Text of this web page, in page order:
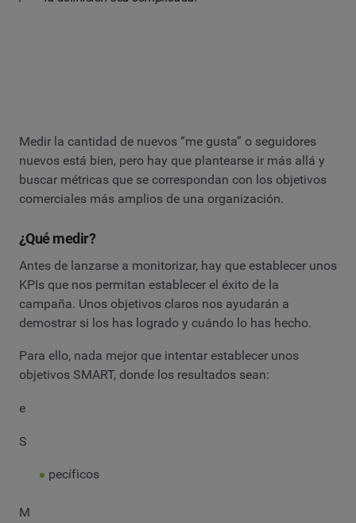
Medir la cantidad de nuevos “me gusta” o seguidores
nuevos está bien, pero hay que plantearse ir más allá y
buscar métricas que se correspondan con los objetivos
comerciales más amplios de una organización.
¿Qué medir?
Antes de lanzarse a monitorizar, hay que establecer unos
KPIs que nos permitan establecer el éxito de la
campaña. Unos objetivos claros nos ayudarán a
demostrar si los has logrado y cuándo lo has hecho.
Para ello, nada mejor que intentar establecer unos
objetivos SMART, donde los resultados sean:
e
S
pecíficos
M